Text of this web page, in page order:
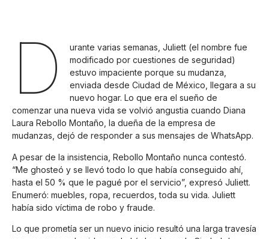
D
urante varias semanas, Juliett (el nombre fue
modificado por cuestiones de seguridad)
estuvo impaciente porque su mudanza,
enviada desde Ciudad de México, llegara a su
nuevo hogar. Lo que era el sueño de
comenzar una nueva vida se volvió angustia cuando Diana
Laura Rebollo Montaño, la dueña de la empresa de
mudanzas, dejó de responder a sus mensajes de WhatsApp.
A pesar de la insistencia, Rebollo Montaño nunca contestó.
“Me ghosteó y se llevó todo lo que había conseguido ahí,
hasta el 50 % que le pagué por el servicio”, expresó Juliett.
Enumeró: muebles, ropa, recuerdos, toda su vida. Juliett
había sido víctima de robo y fraude.
Lo que prometía ser un nuevo inicio resultó una larga travesía